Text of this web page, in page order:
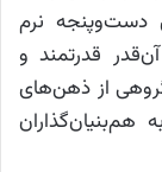
دست‌وپنجه نرم
قدرتمند و
از ذهن‌های